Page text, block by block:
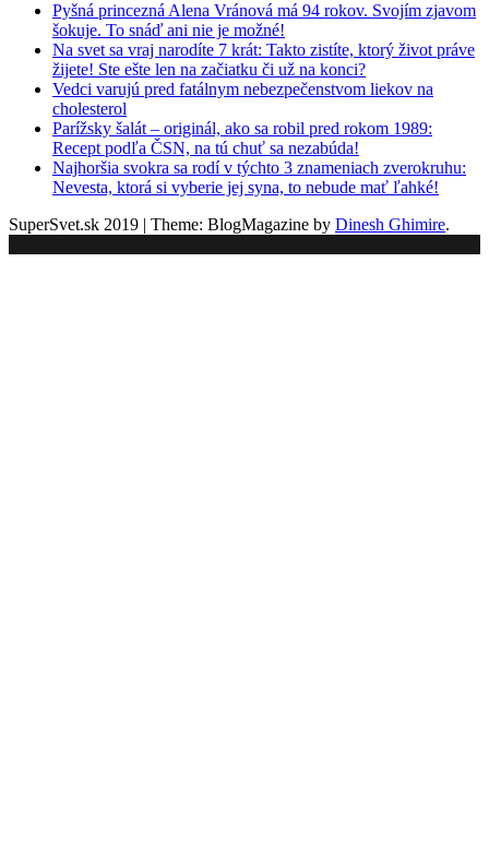
Pyšná princezná Alena Vránová má 94 rokov. Svojím zjavom
šokuje. To snáď ani nie je možné!
Na svet sa vraj narodíte 7 krát: Takto zistíte, ktorý život práve
žijete! Ste ešte len na začiatku či už na konci?
Vedci varujú pred fatálnym nebezpečenstvom liekov na
cholesterol
Parížsky šalát – originál, ako sa robil pred rokom 1989:
Recept podľa ČSN, na tú chuť sa nezabúda!
Najhoršia svokra sa rodí v týchto 3 znameniach zverokruhu:
Nevesta, ktorá si vyberie jej syna, to nebude mať ľahké!
SuperSvet.sk 2019 | Theme: BlogMagazine by Dinesh Ghimire.